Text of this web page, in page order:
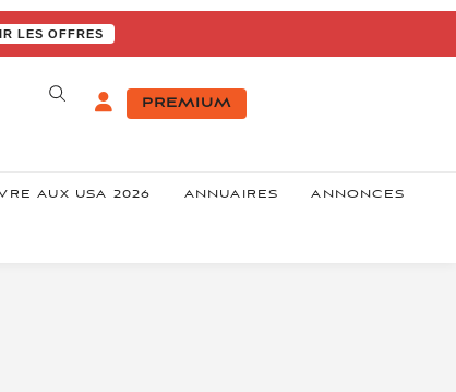
LES OFFRES
PREMIUM
AUX USA 2026 ANNUAIRES ANNONCES